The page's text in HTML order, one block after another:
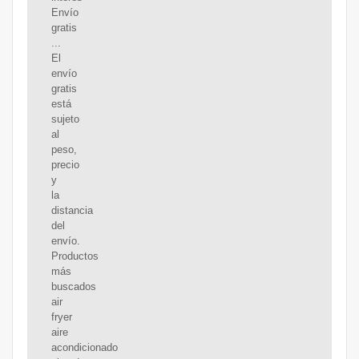
Envío
gratis
...
El
envío
gratis
está
sujeto
al
peso,
precio
y
la
distancia
del
envío.
Productos
más
buscados
air
fryer
aire
acondicionado